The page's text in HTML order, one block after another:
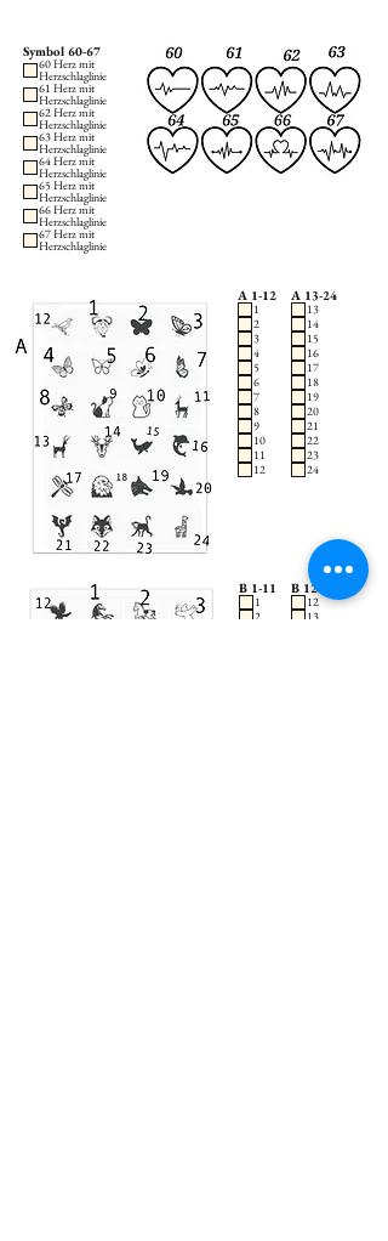
Symbol 60-67
60 Herz mit
Herzschlaglinie
61 Herz mit
Herzschlaglinie
62 Herz mit
Herzschlaglinie
63 Herz mit
Herzschlaglinie
64 Herz mit
Herzschlaglinie
65 Herz mit
Herzschlaglinie
66 Herz mit
Herzschlaglinie
67 Herz mit
Herzschlaglinie
A 1-12
1
2
3
4
5
6
7
8
9
10
11
12
A 13-24
13
14
15
16
17
18
19
20
21
22
23
24
B 1-11
1
2
B 12-22
12
13